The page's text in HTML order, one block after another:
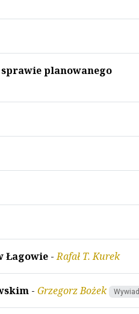
planowanego
Łagowie -Rafał T. Kurek
- Grzegorz Bożek Wywiad